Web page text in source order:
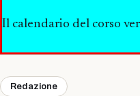
Il calendario del corso
Redazione